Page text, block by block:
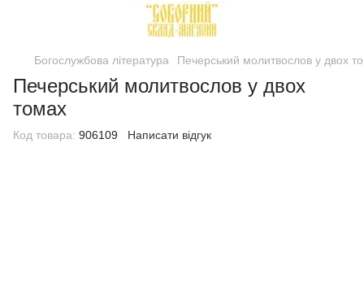
Богослужбова література Печерський молитвослов у двох
Печерський молитвослов у двох
томах
Код товара: 906109 Написати відгук